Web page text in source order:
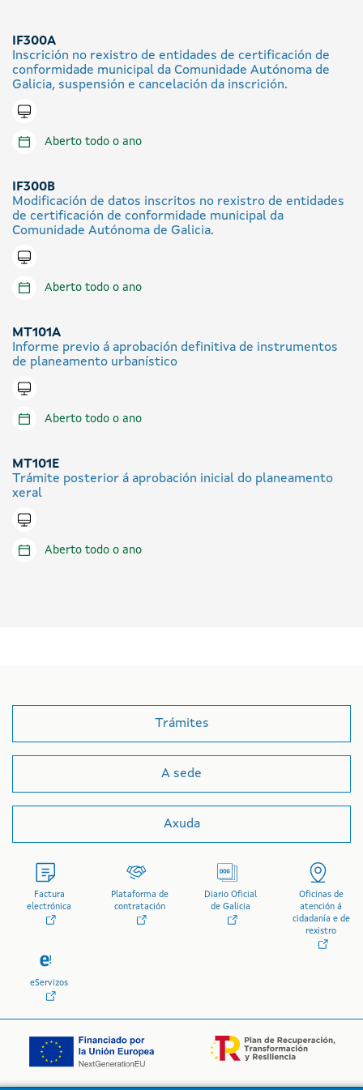
IF300A
Inscrición no rexistro de entidades de certificación de
conformidade municipal da Comunidade Autónoma de
Galicia, suspensión e cancelación da inscrición.
Tramitar en liña
Aberto todo o ano
IF300B
Modificación de datos inscritos no rexistro de entidades
de certificación de conformidade municipal da
Comunidade Autónoma de Galicia.
Tramitar en liña
Aberto todo o ano
MT101A
Informe previo á aprobación definitiva de instrumentos
de planeamento urbanístico
Tramitar en liña
Aberto todo o ano
MT101E
Trámite posterior á aprobación inicial do planeamento
xeral
Tramitar en liña
Aberto todo o ano
Trámites
A sede
Axuda
Factura
electrónica
Plataforma de
contratación
Diario Oficial
de Galicia
Oficinas de
atención á
cidadanía e de
rexistro
eServizos